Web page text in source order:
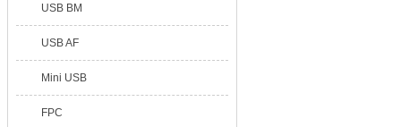
USB BM
USB AF
Mini USB
FPC